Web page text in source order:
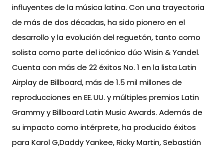
influyentes de la música latina. Con una trayectoria
de más de dos décadas, ha sido pionero en el
desarrollo y la evolución del reguetón, tanto como
solista como parte del icónico dúo Wisin & Yandel.
Cuenta con más de 22 éxitos No. 1 en la lista Latin
Airplay de Billboard, más de 1.5 mil millones de
reproducciones en EE. UU. y múltiples premios Latin
Grammy y Billboard Latin Music Awards. Además de
su impacto como intérprete, ha producido éxitos
para Karol G,Daddy Yankee, Ricky Martin, Sebastián